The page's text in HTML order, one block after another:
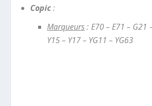
Copic:
Marqueurs: E70 – E71 – G21
Y15 – Y17 – YG11 – YG63